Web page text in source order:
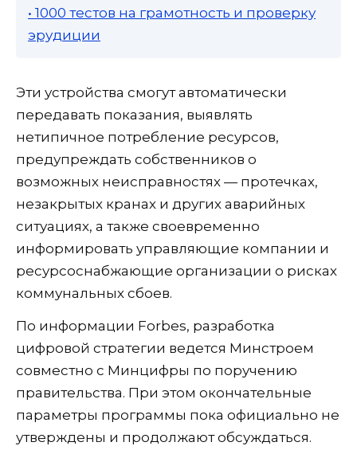
• 1000 тестов на грамотность и проверку
эрудиции
Эти устройства смогут автоматически
передавать показания, выявлять
нетипичное потребление ресурсов,
предупреждать собственников о
возможных неисправностях — протечках,
незакрытых кранах и других аварийных
ситуациях, а также своевременно
информировать управляющие компании и
ресурсоснабжающие организации о рисках
коммунальных сбоев.
По информации Forbes, разработка
цифровой стратегии ведется Минстроем
совместно с Минцифры по поручению
правительства. При этом окончательные
параметры программы пока официально не
утверждены и продолжают обсуждаться.